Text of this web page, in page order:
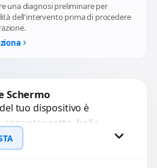
una diagnosi preliminare per
dell'intervento prima di procedere
Schermo
tuo dispositivo è
con vetro rotto, bolle,
nero o pixel morti?
completi...